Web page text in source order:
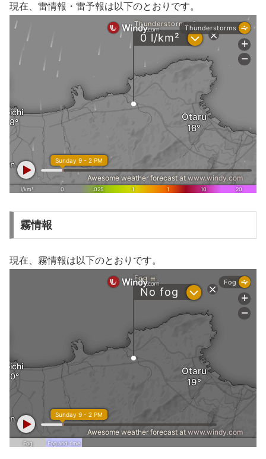
現在、雷情報・雷予報は以下のとおりです。
霧情報
現在、霧情報は以下のとおりです。